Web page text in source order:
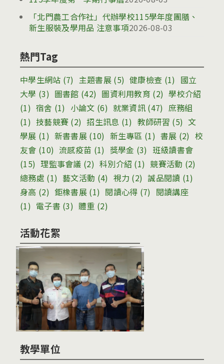
「北門農工合作社」代辦學校115學年度團膳、
新生服裝及學用品 注意事項2026-08-03
熱門Tag
中學生網站 (7) 主題書展(5) 健康檢查 (1) 國立
大學 (3) 圖書館 (42) 圖資利用教育 (2) 學校介紹
(1) 宿舍 (1) 小論文 (6) 就業資訊 (47) 庶務組
(1) 技藝競賽 (2) 招生訊息 (1) 教師研習 (5) 文
學展 (1) 新書書展 (10) 新生專區 (1) 書展 (2) 校
友會 (10) 流感疫苗 (1) 獎學金 (3) 班級讀書會
(15) 理監事會議 (2) 科別介紹 (1) 競賽活動 (2)
總務處 (1) 藝文活動 (4) 視力 (2) 誠品閱讀 (1)
身高 (2) 鉅橡書展 (1) 閱讀心得 (7) 閱讀講座
(1) 電子書 (3) 體重 (2)
活動花絮
教學單位